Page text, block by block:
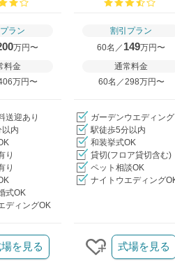
ラン
万円〜
料金
万円〜
割引プラン
60名／ 149万円〜
通常料金
60名／298万円〜
送迎あり
内
り
り
式OK
ディングOK
ガーデンウエディング
駅徒歩5分以内
和装挙式OK
貸切(フロア貸切含む)
ペット相談OK
ナイトウエディング
プする
を見る
クリップする
式場を見る